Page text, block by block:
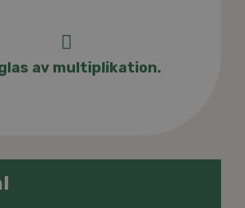
av multi­plikation.